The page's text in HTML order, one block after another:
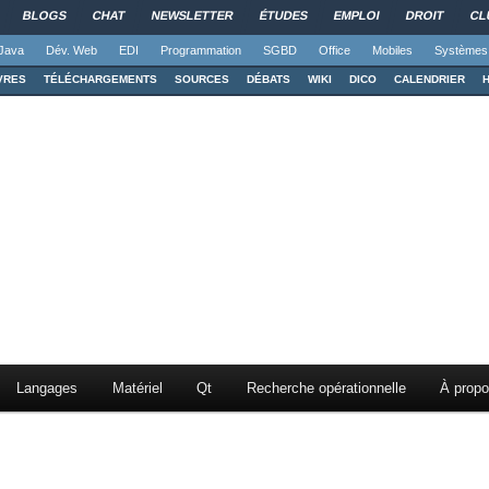
BLOGS CHAT NEWSLETTER ÉTUDES EMPLOI DROIT
Dév. Web EDI Programmation SGBD Office Mobiles Systèmes
TÉLÉCHARGEMENTS SOURCES DÉBATS WIKI DICO CALENDRIER
Langages Matériel Qt Recherche opérationnelle À